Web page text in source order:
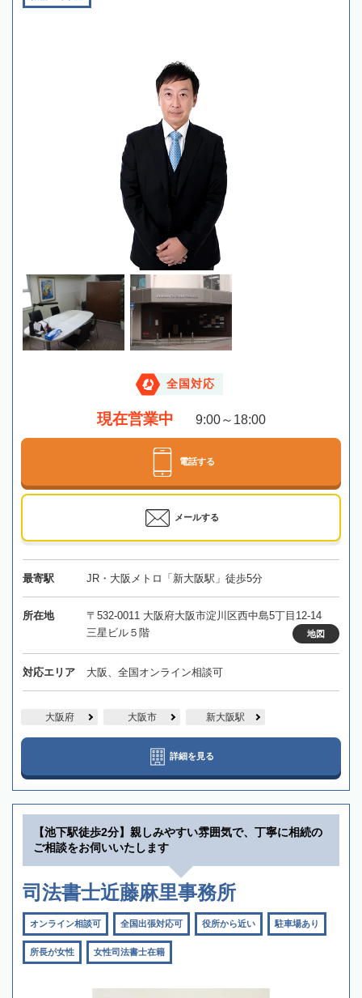
全国対応
現在営業中 9:00～18:00
電話する
メールする
最寄駅 JR・大阪メトロ「新大阪駅」徒歩5分
所在地
〒532-0011 大阪府大阪市淀川区西中島5丁目12-14
三星ビル５階
地図
対応エリア 大阪、全国オンライン相談可
大阪府 大阪市 新大阪駅
詳細を見る
【池下駅徒歩2分】親しみやすい雰囲気で、丁寧に相続の
ご相談をお伺いいたします
司法書士近藤麻里事務所
オンライン相談可 全国出張対応可 役所から近い 駐車場あり
所長が女性 女性司法書士在籍